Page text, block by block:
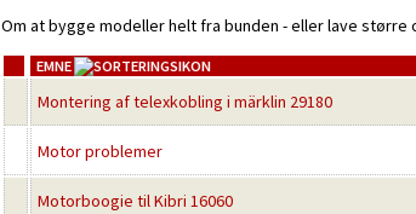
Om at bygge modeller helt fra bunden - eller lave større
EMNE
Montering af telexkobling i märklin 29180
Motor problemer
Motorboogie til Kibri 16060